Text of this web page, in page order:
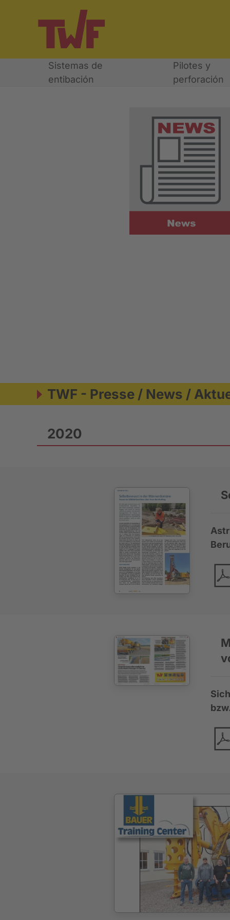
Sistemas de
entibación
Pilotes y
perforación
TWF - Presse / News /
2020